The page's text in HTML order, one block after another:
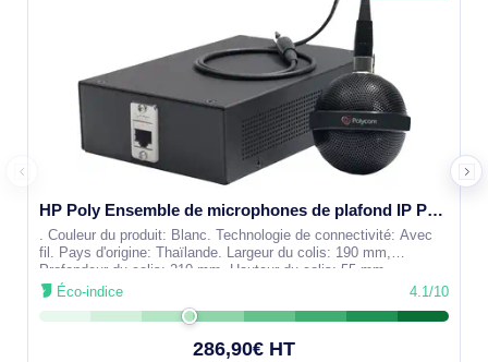
HP Poly Ensemble de microphones de plafond IP Poly - 875S1AA
. Couleur du produit: Blanc. Technologie de connectivité: Avec
fil. Pays d'origine: Thaïlande. Largeur du colis: 190 mm,
Profondeur du colis: 210 mm, Hauteur du colis: 55 mm
Éco-indice
4.1/10
286,90€ HT